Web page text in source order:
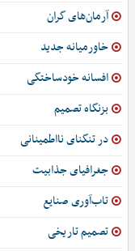
آرمان‌های گران
خاورمیانه جدید
افسانه خودساختگی
بزنگاه تصمیم
در تنگنای نااطمینانی
جغرافیای جذابیت
تاب‌آوری صنایع
تصمیم تاریخی